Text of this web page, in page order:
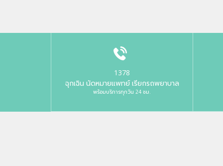
1378
ฉุกเฉิน นัดหมายแพทย์ เรียกรถพยาบาล
พร้อมบริการทุกวัน 24 ชม.